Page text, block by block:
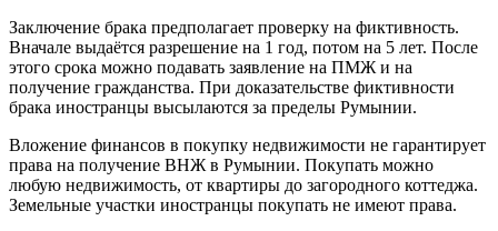
Заключение брака предполагает проверку на фиктивность.
Вначале выдаётся разрешение на 1 год, потом на 5 лет. После
этого срока можно подавать заявление на ПМЖ и на
получение гражданства. При доказательстве фиктивности
брака иностранцы высылаются за пределы Румынии.
Вложение финансов в покупку недвижимости не гарантирует
права на получение ВНЖ в Румынии. Покупать можно
любую недвижимость, от квартиры до загородного коттеджа.
Земельные участки иностранцы покупать не имеют права.